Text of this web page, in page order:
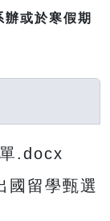
或於寒假期
.docx
國留學甄選